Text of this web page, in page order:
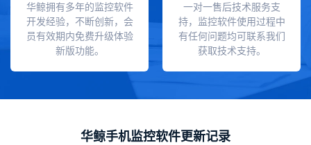
华鲸拥有多年的监控软件
开发经验，不断创新，会
员有效期内免费升级体验
新版功能。
一对一售后技术服务支
持，监控软件使用过程中
有任何问题均可联系我们
获取技术支持。
华鲸手机监控软件更新记录